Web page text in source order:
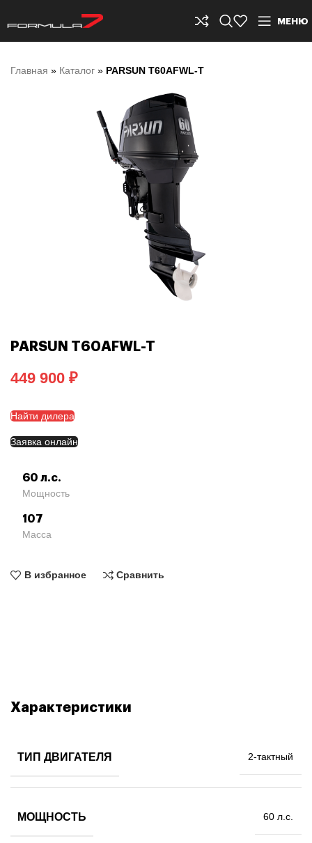
МЕНЮ
Главная » Каталог » PARSUN T60AFWL-T
PARSUN T60AFWL-T
₽
Найти дилера
Заявка онлайн
60 л.с.
Мощность
107
Масса
В избранное Сравнить
Характеристики
ТИП ДВИГАТЕЛЯ 2-тактный
МОЩНОСТЬ 60 л.с.